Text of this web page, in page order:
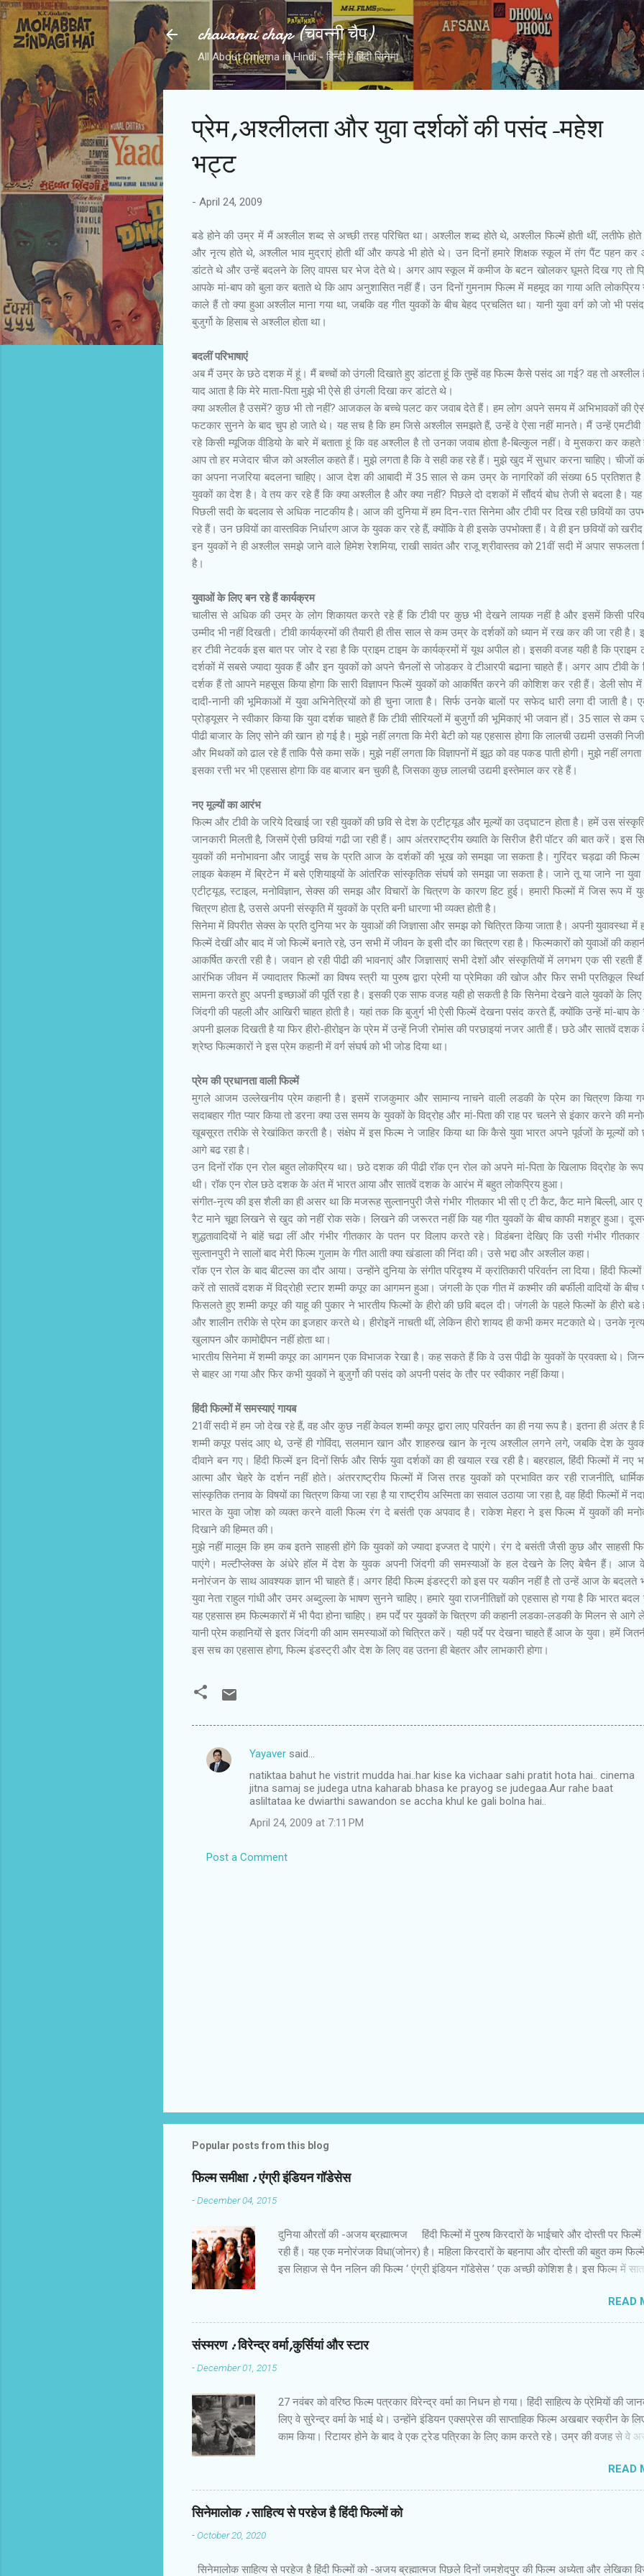
Skip to main content
chavanni chap (चवन्नी चैप)
All About Cinema in Hindi - हिन्दी में हिंदी सिनेमा
प्रेम,अश्लीलता और युवा दर्शकों की पसंद-महेश
भट्ट
- April 24, 2009
बडे होने की उम्र में मैं अश्लील शब्द से अच्छी तरह परिचित था। अश्लील शब्द होते थे, अश्लील फिल्में होती थीं, लतीफे होते
और नृत्य होते थे, अश्लील भाव मुद्राएं होती थीं और कपडे भी होते थे। उन दिनों हमारे शिक्षक स्कूल में तंग पैंट पहन
डांटते थे और उन्हें बदलने के लिए वापस घर भेज देते थे। अगर आप स्कूल में कमीज के बटन खोलकर घूमते दिख गए तो
आपके मां-बाप को बुला कर बताते थे कि आप अनुशासित नहीं हैं। उन दिनों गुमनाम फिल्म में महमूद का गाया अति लोकप्रिय
काले हैं तो क्या हुआ अश्लील माना गया था, जबकि वह गीत युवकों के बीच बेहद प्रचलित था। यानी युवा वर्ग को जो भी
बुजुर्गो के हिसाब से अश्लील होता था।
बदलीं परिभाषाएं
अब मैं उम्र के छठे दशक में हूं। मैं बच्चों को उंगली दिखाते हुए डांटता हूं कि तुम्हें वह फिल्म कैसे पसंद आ गई? वह तो
याद आता है कि मेरे माता-पिता मुझे भी ऐसे ही उंगली दिखा कर डांटते थे।
क्या अश्लील है उसमें? कुछ भी तो नहीं? आजकल के बच्चे पलट कर जवाब देते हैं। हम लोग अपने समय में अभिभावकों की
फटकार सुनने के बाद चुप हो जाते थे। यह सच है कि हम जिसे अश्लील समझते हैं, उन्हें वे ऐसा नहीं मानते। मैं उन्हें
रहे किसी म्यूजिक वीडियो के बारे में बताता हूं कि वह अश्लील है तो उनका जवाब होता है-बिल्कुल नहीं। वे मुसकरा कर कहते
आप तो हर मजेदार चीज को अश्लील कहते हैं। मुझे लगता है कि वे सही कह रहे हैं। मुझे खुद में सुधार करना चाहिए। चीजों
का अपना नजरिया बदलना चाहिए। आज देश की आबादी में 35 साल से कम उम्र के नागरिकों की संख्या 65 प्रतिशत
युवकों का देश है। वे तय कर रहे हैं कि क्या अश्लील है और क्या नहीं? पिछले दो दशकों में सौंदर्य बोध तेजी से बदला है। यह
पिछली सदी के बदलाव से अधिक नाटकीय है। आज की दुनिया में हम दिन-रात सिनेमा और टीवी पर दिख रही छवियों का
रहे हैं। उन छवियों का वास्तविक निर्धारण आज के युवक कर रहे हैं, क्योंकि वे ही इसके उपभोक्ता हैं। वे ही इन छवियों को
इन युवकों ने ही अश्लील समझे जाने वाले हिमेश रेशमिया, राखी सावंत और राजू श्रीवास्तव को 21वीं सदी में अपार सफलता
है।
युवाओं के लिए बन रहे हैं कार्यक्रम
चालीस से अधिक की उम्र के लोग शिकायत करते रहे हैं कि टीवी पर कुछ भी देखने लायक नहीं है और इसमें किसी
उम्मीद भी नहीं दिखती। टीवी कार्यक्रमों की तैयारी ही तीस साल से कम उम्र के दर्शकों को ध्यान में रख कर की जा रही है।
हर टीवी नेटवर्क इस बात पर जोर दे रहा है कि प्राइम टाइम के कार्यक्रमों में यूथ अपील हो। इसकी वजह यही है कि प्राइम
दर्शकों में सबसे ज्यादा युवक हैं और इन युवकों को अपने चैनलों से जोडकर वे टीआरपी बढाना चाहते हैं। अगर आप टीवी के
दर्शक हैं तो आपने महसूस किया होगा कि सारी विज्ञापन फिल्में युवकों को आकर्षित करने की कोशिश कर रही हैं। डेली सोप
दादी-नानी की भूमिकाओं में युवा अभिनेत्रियों को ही चुना जाता है। सिर्फ उनके बालों पर सफेद धारी लगा दी जाती है।
प्रोड्यूसर ने स्वीकार किया कि युवा दर्शक चाहते हैं कि टीवी सीरियलों में बुजुर्गो की भूमिकाएं भी जवान हों। 35 साल से कम
पीढी बाजार के लिए सोने की खान हो गई है। मुझे नहीं लगता कि मेरी बेटी को यह एहसास होगा कि लालची उद्यमी उसकी
और मिथकों को ढाल रहे हैं ताकि पैसे कमा सकें। मुझे नहीं लगता कि विज्ञापनों में झूठ को वह पकड पाती होगी। मुझे नहीं
इसका रत्ती भर भी एहसास होगा कि वह बाजार बन चुकी है, जिसका कुछ लालची उद्यमी इस्तेमाल कर रहे हैं।
नए मूल्यों का आरंभ
फिल्म और टीवी के जरिये दिखाई जा रही युवकों की छवि से देश के एटीट्यूड और मूल्यों का उद्घाटन होता है। हमें उस
जानकारी मिलती है, जिसमें ऐसी छवियां गढी जा रही हैं। आप अंतरराष्ट्रीय ख्याति के सिरीज हैरी पॉटर की बात करें। इस
युवकों की मनोभावना और जादुई सच के प्रति आज के दर्शकों की भूख को समझा जा सकता है। गुरिंदर चड्ढा की
लाइक बेकहम में ब्रिटेन में बसे एशियाइयों के आंतरिक सांस्कृतिक संघर्ष को समझा जा सकता है। जाने तू या जाने ना युवा
एटीट्यूड, स्टाइल, मनोविज्ञान, सेक्स की समझ और विचारों के चित्रण के कारण हिट हुई। हमारी फिल्मों में जिस रूप में
चित्रण होता है, उससे अपनी संस्कृति में युवकों के प्रति बनी धारणा भी व्यक्त होती है।
सिनेमा में विपरीत सेक्स के प्रति दुनिया भर के युवाओं की जिज्ञासा और समझ को चित्रित किया जाता है। अपनी युवावस्था में
फिल्में देखीं और बाद में जो फिल्में बनाते रहे, उन सभी में जीवन के इसी दौर का चित्रण रहा है। फिल्मकारों को युवाओं की
आकर्षित करती रही है। जवान हो रही पीढी की भावनाएं और जिज्ञासाएं सभी देशों और संस्कृतियों में लगभग एक सी रहती
आरंभिक जीवन में ज्यादातर फिल्मों का विषय स्त्री या पुरुष द्वारा प्रेमी या प्रेमिका की खोज और फिर सभी प्रतिकूल
सामना करते हुए अपनी इच्छाओं की पूर्ति रहा है। इसकी एक साफ वजह यही हो सकती है कि सिनेमा देखने वाले युवकों के लिए
जिंदगी की पहली और आखिरी चाहत होती है। यहां तक कि बुजुर्ग भी ऐसी फिल्में देखना पसंद करते हैं, क्योंकि उन्हें मां-बाप के
अपनी झलक दिखती है या फिर हीरो-हीरोइन के प्रेम में उन्हें निजी रोमांस की परछाइयां नजर आती हैं। छठे और सातवें दशक
श्रेष्ठ फिल्मकारों ने इस प्रेम कहानी में वर्ग संघर्ष को भी जोड दिया था।
प्रेम की प्रधानता वाली फिल्में
मुगले आजम उल्लेखनीय प्रेम कहानी है। इसमें राजकुमार और सामान्य नाचने वाली लडकी के प्रेम का चित्रण किया
सदाबहार गीत प्यार किया तो डरना क्या उस समय के युवकों के विद्रोह और मां-पिता की राह पर चलने से इंकार करने की
खूबसूरत तरीके से रेखांकित करती है। संक्षेप में इस फिल्म ने जाहिर किया था कि कैसे युवा भारत अपने पूर्वजों के मूल्यों को
आगे बढ रहा है।
उन दिनों रॉक एन रोल बहुत लोकप्रिय था। छठे दशक की पीढी रॉक एन रोल को अपने मां-पिता के खिलाफ विद्रोह के
थी। रॉक एन रोल छठे दशक के अंत में भारत आया और सातवें दशक के आरंभ में बहुत लोकप्रिय हुआ।
संगीत-नृत्य की इस शैली का ही असर था कि मजरूह सुल्तानपुरी जैसे गंभीर गीतकार भी सी ए टी कैट, कैट माने बिल्ली, आर ए
रैट माने चूहा लिखने से खुद को नहीं रोक सके। लिखने की जरूरत नहीं कि यह गीत युवकों के बीच काफी मशहूर हुआ।
शुद्धतावादियों ने बांहें चढा लीं और गंभीर गीतकार के पतन पर विलाप करते रहे। विडंबना देखिए कि उसी गंभीर
सुल्तानपुरी ने सालों बाद मेरी फिल्म गुलाम के गीत आती क्या खंडाला की निंदा की। उसे भद्दा और अश्लील कहा।
रॉक एन रोल के बाद बीटल्स का दौर आया। उन्होंने दुनिया के संगीत परिदृश्य में क्रांतिकारी परिवर्तन ला दिया। हिंदी फिल्मों
करें तो सातवें दशक में विद्रोही स्टार शम्मी कपूर का आगमन हुआ। जंगली के एक गीत में कश्मीर की बर्फीली वादियों के बीच
फिसलते हुए शम्मी कपूर की याहू की पुकार ने भारतीय फिल्मों के हीरो की छवि बदल दी। जंगली के पहले फिल्मों के हीरो बडे
और शालीन तरीके से प्रेम का इजहार करते थे। हीरोइनें नाचती थीं, लेकिन हीरो शायद ही कभी कमर मटकाते थे। उनके
खुलापन और कामोद्दीपन नहीं होता था।
भारतीय सिनेमा में शम्मी कपूर का आगमन एक विभाजक रेखा है। कह सकते हैं कि वे उस पीढी के युवकों के प्रवक्ता थे।
से बाहर आ गया और फिर कभी युवकों ने बुजुर्गो की पसंद को अपनी पसंद के तौर पर स्वीकार नहीं किया।
हिंदी फिल्मों में समस्याएं गायब
21वीं सदी में हम जो देख रहे हैं, वह और कुछ नहीं केवल शम्मी कपूर द्वारा लाए परिवर्तन का ही नया रूप है। इतना ही अंतर है
शम्मी कपूर पसंद आए थे, उन्हें ही गोविंदा, सलमान खान और शाहरुख खान के नृत्य अश्लील लगने लगे, जबकि देश के
दीवाने बन गए। हिंदी फिल्में इन दिनों सिर्फ और सिर्फ युवा दर्शकों का ही खयाल रख रही है। बहरहाल, हिंदी फिल्मों में नए
आत्मा और चेहरे के दर्शन नहीं होते। अंतरराष्ट्रीय फिल्मों में जिस तरह युवकों को प्रभावित कर रही राजनीति,
सांस्कृतिक तनाव के विषयों का चित्रण किया जा रहा है या राष्ट्रीय अस्मिता का सवाल उठाया जा रहा है, वह हिंदी फिल्मों में
भारत के युवा जोश को व्यक्त करने वाली फिल्म रंग दे बसंती एक अपवाद है। राकेश मेहरा ने इस फिल्म में युवकों की
दिखाने की हिम्मत की।
मुझे नहीं मालूम कि हम कब इतने साहसी होंगे कि युवकों को ज्यादा इज्जत दे पाएंगे। रंग दे बसंती जैसी कुछ और साहसी
पाएंगे। मल्टीप्लेक्स के अंधेरे हॉल में देश के युवक अपनी जिंदगी की समस्याओं के हल देखने के लिए बेचैन हैं। आज
मनोरंजन के साथ आवश्यक ज्ञान भी चाहते हैं। अगर हिंदी फिल्म इंडस्ट्री को इस पर यकीन नहीं है तो उन्हें आज के बदलते
युवा नेता राहुल गांधी और उमर अब्दुल्ला के भाषण सुनने चाहिए। हमारे युवा राजनीतिज्ञों को एहसास हो गया है कि भारत बदल
यह एहसास हम फिल्मकारों में भी पैदा होना चाहिए। हम पर्दे पर युवकों के चित्रण की कहानी लडका-लडकी के मिलन से आगे
यानी प्रेम कहानियों से इतर जिंदगी की आम समस्याओं को चित्रित करें। यही पर्दे पर देखना चाहते हैं आज के युवा। हमें
इस सच का एहसास होगा, फिल्म इंडस्ट्री और देश के लिए वह उतना ही बेहतर और लाभकारी होगा।
C
n
Yayaver said…
natiktaa bahut he vistrit mudda hai..har kise ka vichaar sahi pratit hota hai.. cinema
jitna samaj se judega utna kaharab bhasa ke prayog se judegaa.Aur rahe baat
asliltataa ke dwiarthi sawandon se accha khul ke gali bolna hai..
April 24, 2009 at 7:11 PM
Post a Comment
Popular posts from this blog
फिल्‍म समीक्षा : एंग्री इंडियन गॉडेसेस
-December 04, 2015
दुनिया औरतों की -अजय ब्रह्मात्‍मज हिंदी फिल्‍मों में पुरुष किरदारों के भाईचारे और दोस्‍ती पर फिल्‍में
रही हैं। यह एक मनोरंजक विधा(जोनर) है। महिला किरदारों के बहनापा और दोस्‍ती की बहुत कम
इस लिहाज से पैन नलिन की फिल्‍म ‘ एंग्री इंडियन गॉडेसेस ’ एक अच्‍छी कोशिश है। इस फिल्‍म में सात
होती हैं। उनमें से एक की शादी होने वाली है। बाकी लड़कियों में से कुछ की शादी हो चुकी है और कुछ
तक करिअर और जिंदगी की जद्दोजहद में फंसी हैं। पैन नलिन ने उनके इस मिलन में उनकी जिंदगी के
खालीपन,शिकायतों और उम्‍मीदों को रखने की कोशिश की है। फिल्‍म की शुरुआत रोचक है। आरंभिक
मोटाज में हम सातों लड़कियों की जिंदगी की झलक पाते हैं। वे सभी जूझ रही हैं। उन्‍हें इस समाज में
READ
संस्‍मरण : विरेन्‍द्र वर्मा,कुर्सियां और स्‍टार
-December 01, 2015
27 नवंबर को वरिष्‍ठ फिल्‍म पत्रकार विरेन्‍द्र वर्मा का निधन हो गया। हिंदी साहित्‍य के प्रेमियों की
लिए वे सुरेन्‍द्र वर्मा के भाई थे। उन्‍होंने इंडियन एक्‍सप्रेस की साप्‍ताहिक फिल्‍म अखबार स्‍क्रीन के
काम किया। रिटायर होने के बाद वे एक ट्रेड पत्रिका के लिए काम करते रहे। उम्र की वजह से वे
आलोचना करते हैं। मैंने विरेन्‍द्र वर्मा को कभी दुखी और नाराज नहीं देखा। इधर वे फिल्‍मों के प्रिव्‍यू
आते थे और कभी सीट या कुर्सी खाली नहीं मिलती थी तो भी वे कुढ़ते नहीं थे। आने लिए जगह खोज
चुपचाप बैठ जाते थे। हिंदी फिल्‍म इंडस्‍ट्री का पुराना दस्‍तूर है कि स्‍टार हो या पत्रकार...यहां ताकतवर
उदीयमान को सभी सलाम करते हैं। समय के साथ विरेन्‍द्र वर्मा की भूमिका नेपथ्‍य में चली गई थी।
READ
सिनेमालोक : साहित्य से परहेज है हिंदी फिल्मों को
-October 20, 2020
सिनेमालोक साहित्य से परहेज है हिंदी फिल्मों को -अजय ब्रह्मात्मज पिछले दिनों जमशेदपुर की फिल्म अध्येता और लेखिका